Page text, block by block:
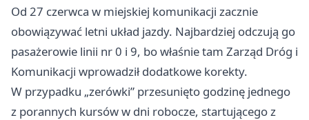
Od 27 czerwca w miejskiej komunikacji zacznie
obowiązywać letni układ jazdy. Najbardziej odczują go
pasażerowie linii nr 0 i 9, bo właśnie tam Zarząd Dróg i
Komunikacji wprowadził dodatkowe korekty.
W przypadku „zerówki” przesunięto godzinę jednego
z porannych kursów w dni robocze, startującego z